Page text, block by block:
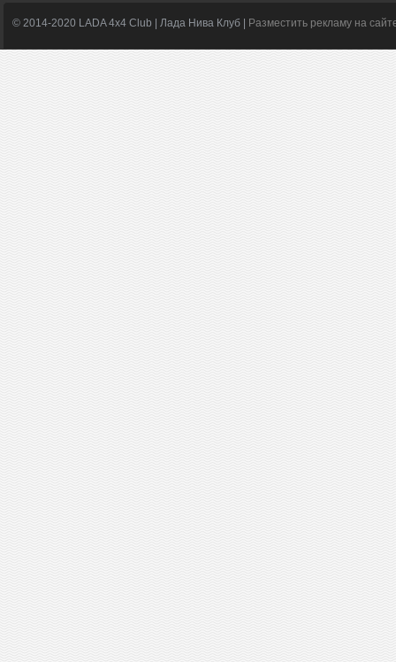
© 2014-2020 LADA 4x4 Club | Лада Нива Клуб | Разместить рекламу на